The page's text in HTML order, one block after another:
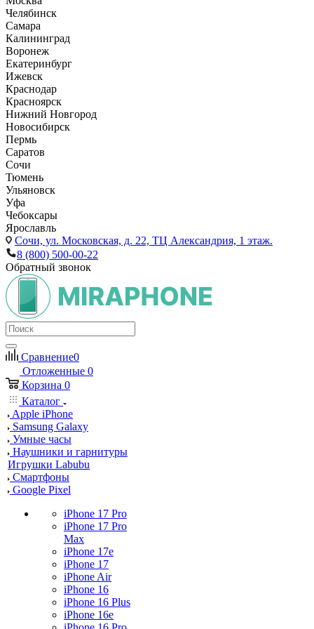
Челябинск
Самара
Калининград
Воронеж
Екатеринбург
Ижевск
Краснодар
Красноярск
Нижний Новгород
Новосибирск
Пермь
Саратов
Сочи
Тюмень
Ульяновск
Уфа
Чебоксары
Ярославль
Сочи, ул. Московская, д. 22, ТЦ Александрия, 1 этаж.
8 (800) 500-00-22
Обратный звонок
Сравнение0
Отложенные 0
Корзина 0
Каталог
Apple iPhone
Samsung Galaxy
Умные часы
Наушники и гарнитуры
Игрушки Labubu
Смартфоны
Google Pixel
iPhone 17 Pro
iPhone 17 Pro
Max
iPhone 17e
iPhone 17
iPhone Air
iPhone 16
iPhone 16 Plus
iPhone 16e